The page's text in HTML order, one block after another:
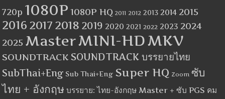
720p 1080P 1080P HQ 2011 2012 2013 2014 2015
2016 2017 2018 2019 2020 2021 2022 2023 2024
2025 MasterMINI-HDMKV
SOUNDTRACK SOUNDTRACK บรรยายไทย
SubThai+Eng Sub Thai+Eng Super HQ Zoom ซับ
ไทย + อังกฤษ บรรยาย: ไทย-อังกฤษ Master + ซับ PGS คม